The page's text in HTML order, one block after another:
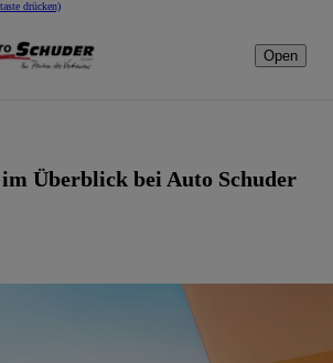
drücken)
Open
im Überblick bei Auto Schuder